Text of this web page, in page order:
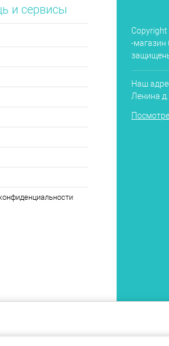
и сервисы
-магазин
Наш
Ленина